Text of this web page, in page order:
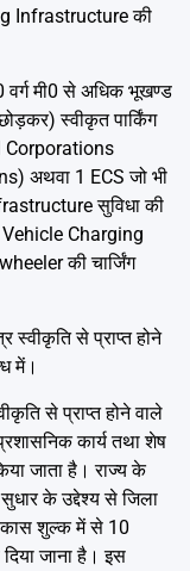
Infrastructure की
वर्ग मी0 से अधिक भूखण्ड
स्वीकृत पार्किंग
Corporations
अथवा 1 ECS जो भी
सुविधा की
Vehicle Charging
की चार्जिंग
स्वीकृति से प्राप्त होने
में।
से प्राप्त होने वाले
कार्य तथा शेष
जाता है। राज्य के
के उद्देश्य से जिला
शुल्क में से 10
जाना है। इस